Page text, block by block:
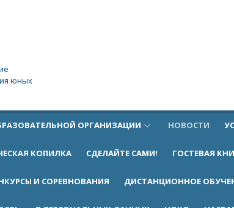
юных
ОРГАНИЗАЦИИ НОВОСТИ
КОПИЛКА СДЕЛАЙТЕ САМИ! ГОСТЕВАЯ
И СОРЕВНОВАНИЯ ДИСТАНЦИОННОЕ